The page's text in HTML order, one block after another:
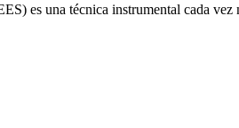
es una técnica instrumental cada